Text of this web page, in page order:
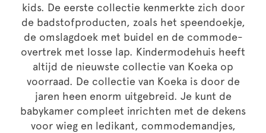
kids. De eerste collectie kenmerkte zich door
de badstofproducten, zoals het speendoekje,
de omslagdoek met buidel en de commode-
overtrek met losse lap. Kindermodehuis heeft
altijd de nieuwste collectie van Koeka op
voorraad. De collectie van Koeka is door de
jaren heen enorm uitgebreid. Je kunt de
babykamer compleet inrichten met de dekens
voor wieg en ledikant, commodemandjes,